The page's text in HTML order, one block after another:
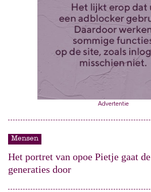
Advertentie
Mensen
Het portret van opoe Pietje gaat de
generaties door